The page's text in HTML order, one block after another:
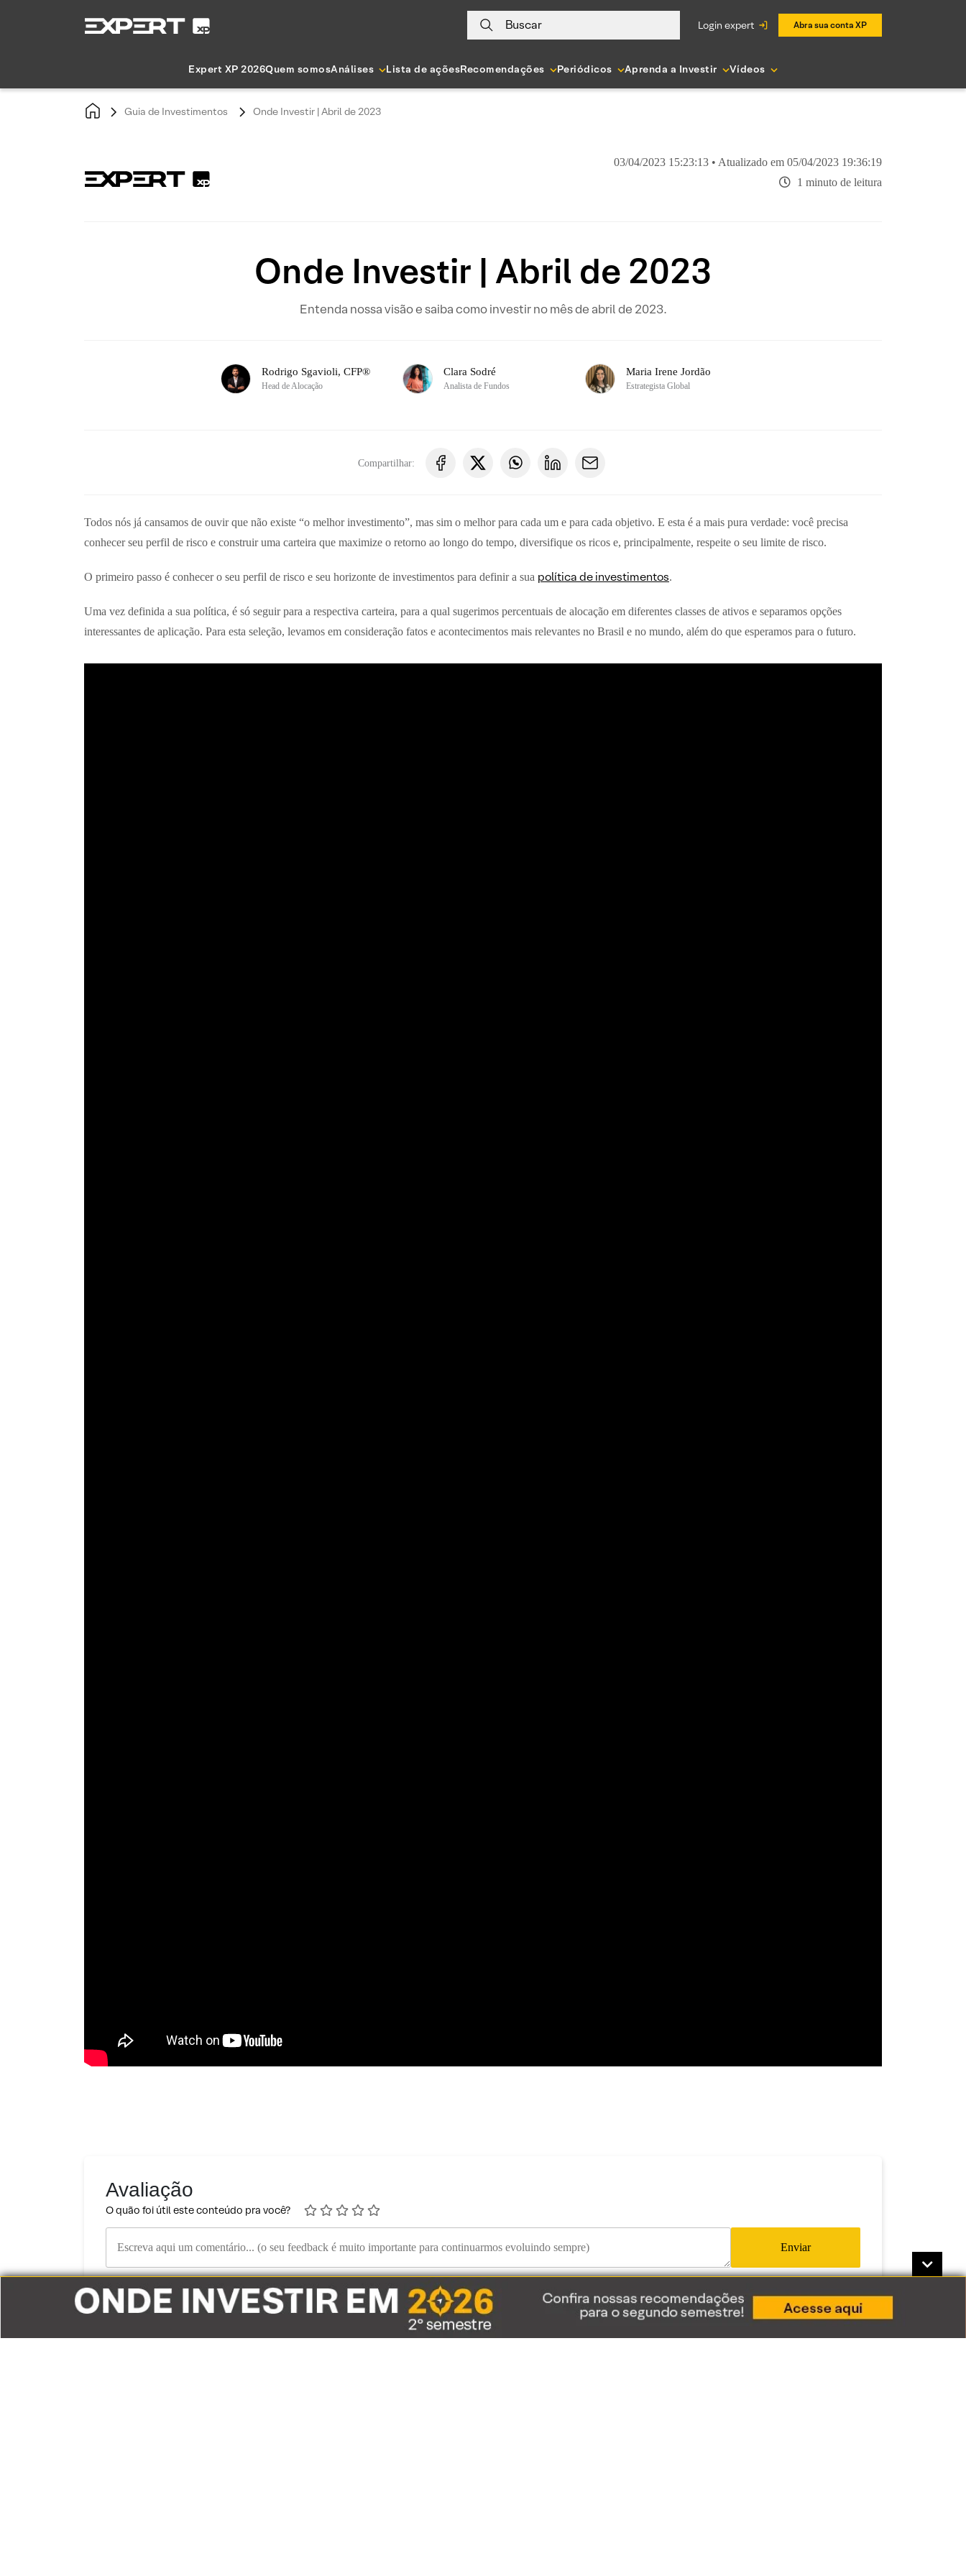
Buscar login expert Abra sua conta XP
Expert XP 2026Quem somosAnálises Lista de açõesRecomendações Periódicos Aprenda a Investir Vídeos
Guia de Investimentos Onde Investir | Abril de 2023
03/04/2023 15:23:13 • Atualizado em 05/04/2023 19:36:19
1 minuto de leitura
Onde Investir | Abril de 2023
Entenda nossa visão e saiba como investir no mês de abril de 2023.
Rodrigo Sgavioli, CFP®
Head de Alocação
Clara Sodré
Analista de Fundos
Maria Irene Jordão
Estrategista Global
Compartilhar:
Todos nós já cansamos de ouvir que não existe “o melhor investimento”, mas sim o melhor para cada um e para cada objetivo. E esta é a mais pura verdade: você precisa
conhecer seu perfil de risco e construir uma carteira que maximize o retorno ao longo do tempo, diversifique os ricos e, principalmente, respeite o seu limite de risco.
O primeiro passo é conhecer o seu perfil de risco e seu horizonte de investimentos para definir a sua política de investimentos.
Uma vez definida a sua política, é só seguir para a respectiva carteira, para a qual sugerimos percentuais de alocação em diferentes classes de ativos e separamos opções
interessantes de aplicação. Para esta seleção, levamos em consideração fatos e acontecimentos mais relevantes no Brasil e no mundo, além do que esperamos para o futuro.
Avaliação
O quão foi útil este conteúdo pra você?
Enviar